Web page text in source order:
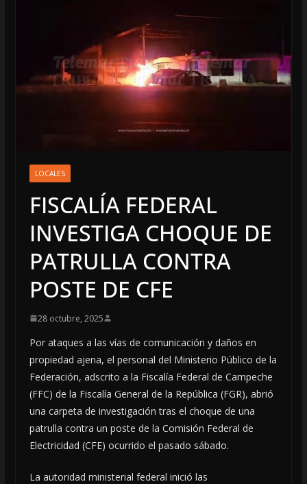
LOCALES
FISCALÍA FEDERAL
INVESTIGA CHOQUE DE
PATRULLA CONTRA
POSTE DE CFE
28 octubre, 2025
Por ataques a las vías de comunicación y daños en
propiedad ajena, el personal del Ministerio Público de la
Federación, adscrito a la Fiscalía Federal de Campeche
(FFC) de la Fiscalía General de la República (FGR), abrió
una carpeta de investigación tras el choque de una
patrulla contra un poste de la Comisión Federal de
Electricidad (CFE) ocurrido el pasado sábado.
La autoridad ministerial federal inició las